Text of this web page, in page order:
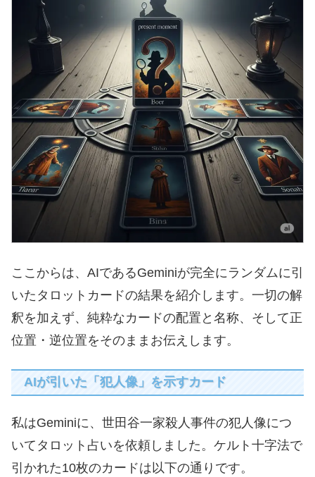
ここからは、AIであるGeminiが完全にランダムに引
いたタロットカードの結果を紹介します。一切の解
釈を加えず、純粋なカードの配置と名称、そして正
位置・逆位置をそのままお伝えします。
AIが引いた「犯人像」を示すカード
私はGeminiに、世田谷一家殺人事件の犯人像につ
いてタロット占いを依頼しました。ケルト十字法で
引かれた10枚のカードは以下の通りです。